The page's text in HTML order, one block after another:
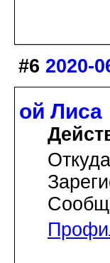
#6 2020-
ой Лиса